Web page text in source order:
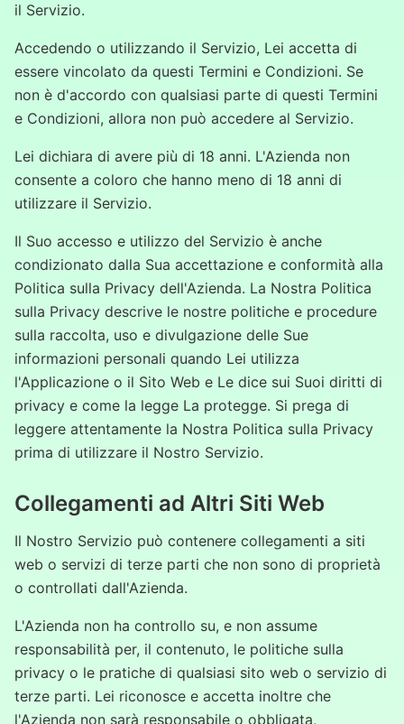
il Servizio.
Accedendo o utilizzando il Servizio, Lei accetta di
essere vincolato da questi Termini e Condizioni. Se
non è d'accordo con qualsiasi parte di questi Termini
e Condizioni, allora non può accedere al Servizio.
Lei dichiara di avere più di 18 anni. L'Azienda non
consente a coloro che hanno meno di 18 anni di
utilizzare il Servizio.
Il Suo accesso e utilizzo del Servizio è anche
condizionato dalla Sua accettazione e conformità alla
Politica sulla Privacy dell'Azienda. La Nostra Politica
sulla Privacy descrive le nostre politiche e procedure
sulla raccolta, uso e divulgazione delle Sue
informazioni personali quando Lei utilizza
l'Applicazione o il Sito Web e Le dice sui Suoi diritti di
privacy e come la legge La protegge. Si prega di
leggere attentamente la Nostra Politica sulla Privacy
prima di utilizzare il Nostro Servizio.
Collegamenti ad Altri Siti Web
Il Nostro Servizio può contenere collegamenti a siti
web o servizi di terze parti che non sono di proprietà
o controllati dall'Azienda.
L'Azienda non ha controllo su, e non assume
responsabilità per, il contenuto, le politiche sulla
privacy o le pratiche di qualsiasi sito web o servizio di
terze parti. Lei riconosce e accetta inoltre che
l'Azienda non sarà responsabile o obbligata,